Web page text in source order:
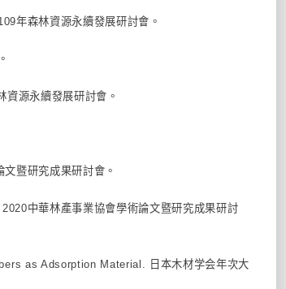
年森林資源永續發展研討會。
源永續發展研討會。
暨研究成果研討會。
中華林產事業協會學術論文暨研究成果研討
as Adsorption Material. 日本木材学会年次大